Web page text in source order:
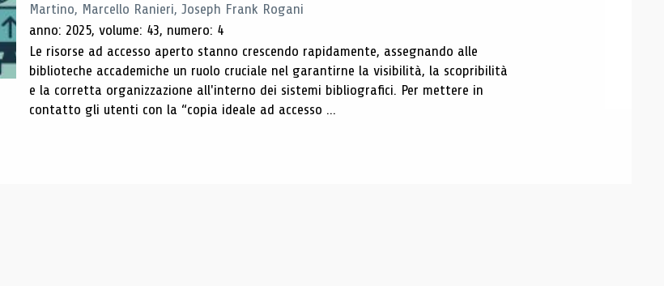
Martino, Marcello Ranieri, Joseph Frank Rogani
anno: 2025, volume: 43, numero: 4
Le risorse ad accesso aperto stanno crescendo rapidamente, assegnando alle
biblioteche accademiche un ruolo cruciale nel garantirne la visibilità, la scopribilità
e la corretta organizzazione all'interno dei sistemi bibliografici. Per mettere in
contatto gli utenti con la “copia ideale ad accesso ...